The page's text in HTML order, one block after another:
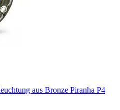
aus Bronze Piranha P4